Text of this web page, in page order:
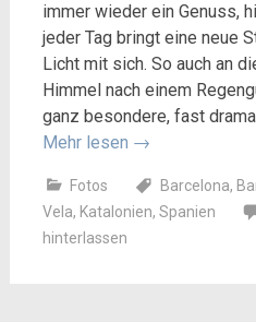
immer wieder ein Genuss,
jeder Tag bringt eine neue
Licht mit sich. So auch an
Himmel nach einem
ganz besondere, fast
Mehr lesen →
Fotos Barcelona,
Vela, Katalonien, Spanien
hinterlassen